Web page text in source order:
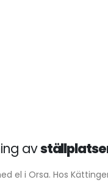
av
el i Orsa. Hos